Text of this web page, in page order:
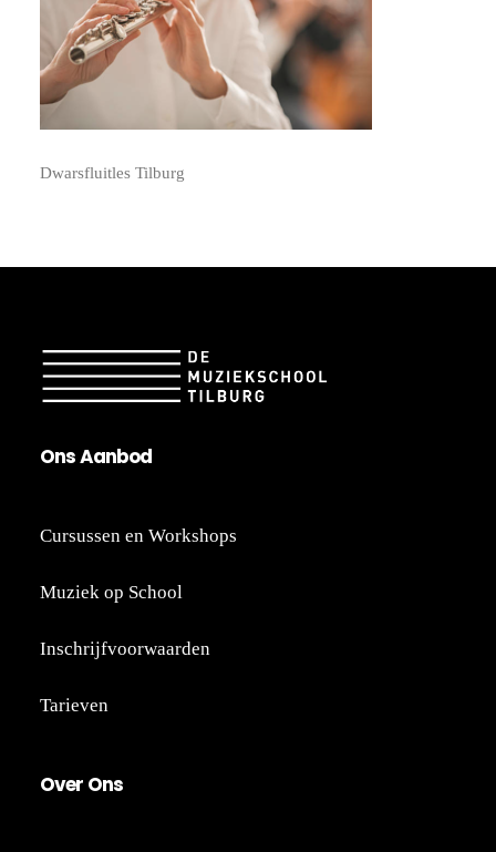
Dwarsfluitles Tilburg
Ons Aanbod
Cursussen en Workshops
Muziek op School
Inschrijfvoorwaarden
Tarieven
Over Ons